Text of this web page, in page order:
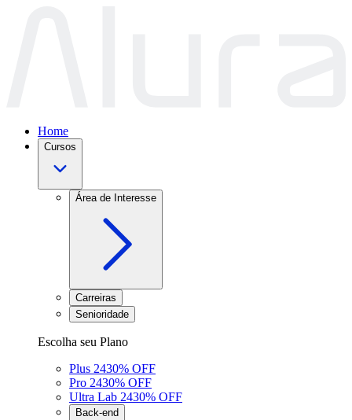
Home
Cursos
Área de Interesse
Carreiras
Senioridade
Escolha seu Plano
Plus 2430% OFF
Pro 2430% OFF
Ultra Lab 2430% OFF
Back-end